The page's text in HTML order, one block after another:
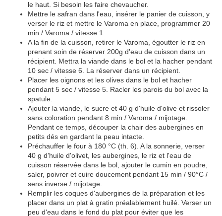
le haut. Si besoin les faire chevaucher.
Mettre le safran dans l'eau, insérer le panier de cuisson, y
verser le riz et mettre le Varoma en place, programmer 20
min / Varoma / vitesse 1.
A la fin de la cuisson, retirer le Varoma, égoutter le riz en
prenant soin de réserver 200g d'eau de cuisson dans un
récipient. Mettra la viande dans le bol et la hacher pendant
10 sec / vitesse 6. La réserver dans un récipient.
Placer les oignons et les olives dans le bol et hacher
pendant 5 sec / vitesse 5. Racler les parois du bol avec la
spatule.
Ajouter la viande, le sucre et 40 g d'huile d'olive et rissoler
sans coloration pendant 8 min / Varoma / mijotage.
Pendant ce temps, découper la chair des aubergines en
petits dés en gardant la peau intacte.
Préchauffer le four à 180 °C (th. 6). A la sonnerie, verser
40 g d'huile d'olivet, les aubergines, le riz et l'eau de
cuisson réservée dans le bol, ajouter le cumin en poudre,
saler, poivrer et cuire doucement pendant 15 min / 90°C /
sens inverse / mijotage.
Remplir les coques d'aubergines de la préparation et les
placer dans un plat à gratin préalablement huilé. Verser un
peu d'eau dans le fond du plat pour éviter que les